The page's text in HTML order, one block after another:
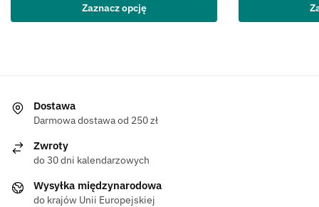
Zaznacz opcję
Dostawa
Darmowa dostawa od 250 zł
Zwroty
do 30 dni kalendarzowych
Wysyłka międzynarodowa
do krajów Unii Europejskiej